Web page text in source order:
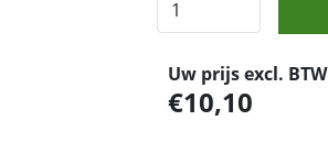
Uw prijs excl. BTW
10,10